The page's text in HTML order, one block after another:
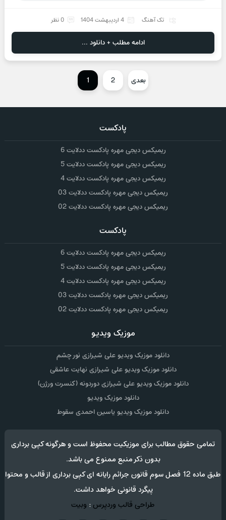
تک آهنگ 4 اردیبهشت 1404 0 نظر
ادامه مطلب + دانلود ...
1 2 بعدی
پادکست
ریمیکس دیجی مهره پادکست ددلایت 6
ریمیکس دیجی مهره پادکست ددلایت 5
ریمیکس دیجی مهره پادکست ددلایت 4
ریمیکس دیجی مهره پادکست ددلایت 03
ریمیکس دیجی مهره پادکست ددلایت 02
پادکست
ریمیکس دیجی مهره پادکست ددلایت 6
ریمیکس دیجی مهره پادکست ددلایت 5
ریمیکس دیجی مهره پادکست ددلایت 4
ریمیکس دیجی مهره پادکست ددلایت 03
ریمیکس دیجی مهره پادکست ددلایت 02
موزیک ویدیو
دانلود موزیک ویدیو علی شیرازی نور چشم
دانلود موزیک ویدیو علی شیرازی نهایت عاشقی
دانلود موزیک ویدیو علی شیرازی دوردونه (کنسرت ورژن)
دانلود موزیک ویدیو
دانلود موزیک ویدیو یاسین احمدی سقوط
تمامی حقوق مطالب برای موزیکیت محفوظ است و هرگونه کپی برداری
بدون ذکر منبع ممنوع می باشد.
طبق ماده 12 فصل سوم قانون جرائم رایانه ای کپی برداری از قالب و محتوا
پیگرد قانونی خواهد داشت.
طراحی قالب وردپرس: وبیت